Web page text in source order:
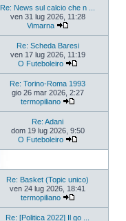
Re: News sul calcio che n ...
ven 31 lug 2026, 11:28
Vimarna
Re: Scheda Baresi
ven 17 lug 2026, 11:19
O Futeboleiro
Re: Torino-Roma 1993
gio 26 mar 2026, 2:27
termopiliano
Re: Adani
dom 19 lug 2026, 9:50
O Futeboleiro
Re: Basket (Topic unico)
ven 24 lug 2026, 18:41
termopiliano
Re: [Politica 2022] Il go ...